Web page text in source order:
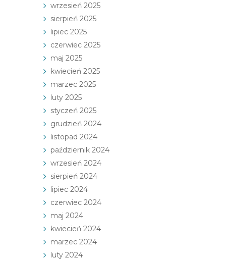
wrzesień 2025
sierpień 2025
lipiec 2025
czerwiec 2025
maj 2025
kwiecień 2025
marzec 2025
luty 2025
styczeń 2025
grudzień 2024
listopad 2024
październik 2024
wrzesień 2024
sierpień 2024
lipiec 2024
czerwiec 2024
maj 2024
kwiecień 2024
marzec 2024
luty 2024